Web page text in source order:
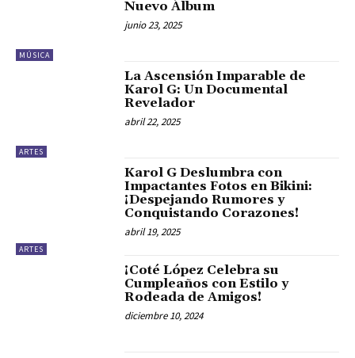
MÚSICA
Nuevo Álbum
junio 23, 2025
ARTES
La Ascensión Imparable de
Karol G: Un Documental
Revelador
abril 22, 2025
ARTES
Karol G Deslumbra con
Impactantes Fotos en Bikini:
¡Despejando Rumores y
Conquistando Corazones!
abril 19, 2025
¡Coté López Celebra su
Cumpleaños con Estilo y
Rodeada de Amigos!
diciembre 10, 2024